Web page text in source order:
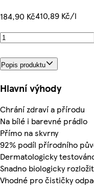
184,90 Kč410,89 Kč/l
Popis produktu
Hlavní výhody
Chrání zdraví a přírodu
Na bílé i barevné prádlo
Přímo na skvrny
92% podíl přírodního
Dermatologicky
Snadno biologicky
Vhodné pro čističky